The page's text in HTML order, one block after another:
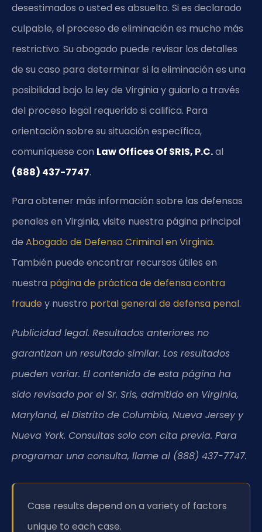
desestimados o usted es absuelto. Si es declarado
culpable, el proceso de eliminación es mucho más
restrictivo. Su abogado puede revisar los detalles
de su caso para determinar si la eliminación es una
posibilidad bajo la ley de Virginia y guiarlo a través
del proceso legal requerido si califica. Para
orientación sobre su situación específica,
comuníquese con Law Offices Of SRIS, P.C.al
(888) 437-7747.
Para obtener más información sobre las defensas
penales en Virginia, visite nuestra página principal
de Abogado de Defensa Criminal en Virginia.
También puede encontrar recursos útiles en
nuestra página de práctica de defensa contra
fraude y nuestro portal general de defensa penal.
Publicidad legal. Resultados anteriores no
garantizan un resultado similar. Los resultados
pueden variar. El contenido de esta página ha
sido revisado por el Sr. Sris, admitido en Virginia,
Maryland, el Distrito de Columbia, Nueva Jersey y
Nueva York. Consultas solo con cita previa. Para
programar una consulta, llame al (888) 437-7747.
Case results depend on a variety of factors
unique to each case.